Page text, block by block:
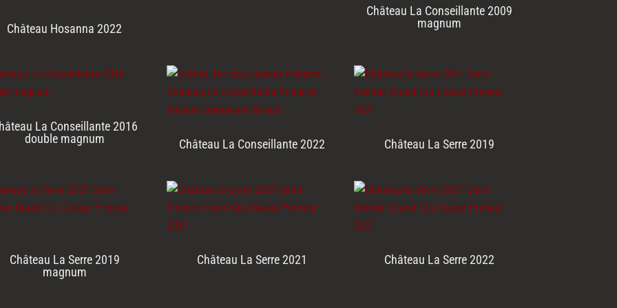
Château Hosanna 2022
Château La Conseillante 2009
magnum
La Conseillante 2016
double magnum
Château La Conseillante 2022 Château La Serre 2019
Château La Serre 2019
magnum
Château La Serre 2021 Château La Serre 2022